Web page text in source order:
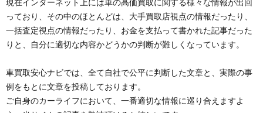
現在インターネット上には車の高価買取に関する様々な情報が出回
っており、その中のほとんどは、大手買取店視点の情報だったり、
一括査定視点の情報だったり、お金を支払って書かれた記事だった
りと、自分に適切な内容かどうかの判断が難しくなっています。
車買取安心ナビでは、全て自社で公平に判断した文章と、実際の事
例をもとに文章を投稿しております。
ご自身のカーライフにおいて、一番適切な情報に巡り合えますよ